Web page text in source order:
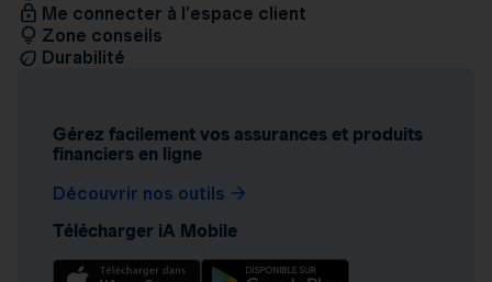
Me connecter à l’espace client
Zone conseils
Durabilité
Gérez facilement vos assurances et produits
financiers en ligne
Découvrir nos outils
Télécharger iA Mobile